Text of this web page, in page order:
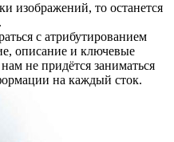
изображений, то останется
с атрибутированием
описание и ключевые
не придётся заниматься
на каждый сток.